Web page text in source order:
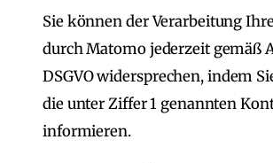
Sie können der Verarbeitung
durch Matomo jederzeit gemäß
DSGVO widersprechen, indem
die unter Ziffer 1 genannten
informieren.